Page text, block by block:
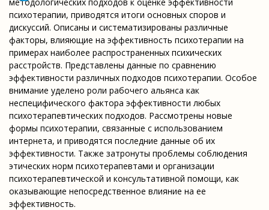
психотерапии, приводятся итоги основных споров и
дискуссий. Описаны и систематизированы различные
факторы, влияющие на эффективность психотерапии на
примерах наиболее распространенных психических
расстройств. Представлены данные по сравнению
эффективности различных подходов психотерапии. Особое
внимание уделено роли рабочего альянса как
неспецифического фактора эффективности любых
психотерапевтических подходов. Рассмотрены новые
формы психотерапии, связанные с использованием
интернета, и приводятся последние данные об их
эффективности. Также затронуты проблемы соблюдения
этических норм психотерапевтами и организации
психотерапевтической и консультативной помощи, как
оказывающие непосредственное влияние на ее
эффективность.